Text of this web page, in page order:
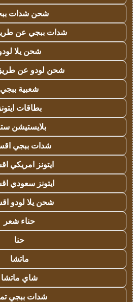
شحن شدات
شدات ببجي عن
شحن يلا
شحن لودو عن طريق
شعبية ببجي
بطاقات
بلايستيشن
شدات ببجي
ايتونز امريكي
ايتونز سعودي
شحن يلا لودو
حناء شعر
حنا
ماتشا
شاي ماتشا
شدات ببجي